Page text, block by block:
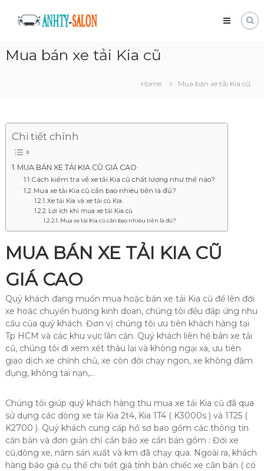
content
Mua
bán
tải
chóng
Mua bán xe tải Kia cũ
Home Mua bán xe tải Kia cũ
Chi tiết chính
MUA BÁN XE TẢI KIA CŨ GIÁ CAO
Cách kiểm tra về xe tải Kia cũ chất lượng như thế nào?
Mua xe tải Kia cũ cần bao nhiêu tiền là đủ?
Xe tải Kia và xe tải cũ Kia
Lợi ích khi mua xe tải Kia cũ
Mua xe tải Kia cũ cần bao nhiêu tiền là đủ?
MUA BÁN XE TẢI KIA CŨ
GIÁ CAO
Quý khách đang muốn mua hoặc bán xe tải Kia cũ để lên đời
xe hoặc chuyển hướng kinh doan, chúng tôi đều đáp ứng nhu
cầu của quý khách. Đơn vị chúng tôi ưu tiên khách hàng tại
Tp HCM và các khu vực lân cận. Quý khách liên hệ bán xe tải
cũ, chúng tôi đi xem xét thâu lại và không ngại xa, ưu tiên
giao dịch xe chính chủ, xe còn đời chạy ngon, xe không đâm
đụng, không tai nạn,…
Chúng tôi giúp quý khách hàng thu mua xe tải Kia cũ đã qua
sử dụng các dòng xe tải Kia 2t4, Kia 1T4 ( K3000s ) và 1T25 (
K2700 ). Quý khách cung cấp hồ sơ bao gồm các thông tin
căn bản và đơn giản chỉ cần báo xe cần bán gồm : Đời xe
cũ,dòng xe, năm sản xuất và km đã chạy qua. Ngoài ra, khách
hàng báo giá cụ thế chi tiết giá tính bán chiếc xe cần bán ( có